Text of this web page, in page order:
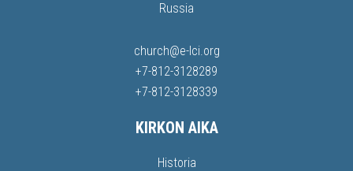
Russia
church@e-lci.org
+7-812-3128289
+7-812-3128339
KIRKON AIKA
Historia